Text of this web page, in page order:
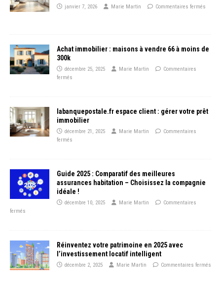
janvier 7, 2026 Marie Martin Commentaires fermés
Achat immobilier : maisons à vendre 66 à moins de
300k
décembre 25, 2025 Marie Martin
Commentaires
fermés
labanquepostale.fr espace client : gérer votre prêt
immobilier
décembre 21, 2025 Marie Martin
Commentaires
fermés
Guide 2025 : Comparatif des meilleures
assurances habitation – Choisissez la compagnie
idéale !
décembre 10, 2025 Marie Martin
Commentaires
fermés
Réinventez votre patrimoine en 2025 avec
l’investissement locatif intelligent
décembre 2, 2025 Marie Martin Commentaires fermés